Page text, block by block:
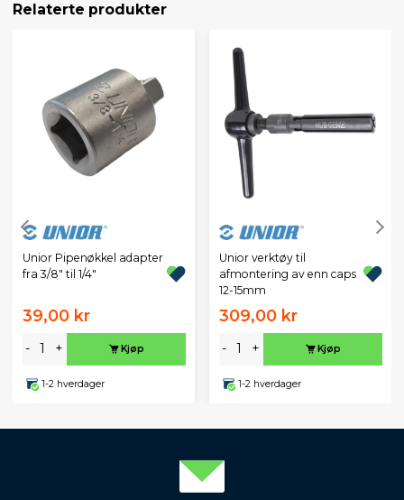
Relaterte produkter
Unior Pipenøkkel adapter
fra 3/8" til 1/4"
39,00 kr
- + Kjøp
1-2 hverdager
Unior verktøy til
afmontering av enn caps
12-15mm
309,00 kr
- + Kjøp
1-2 hverdager